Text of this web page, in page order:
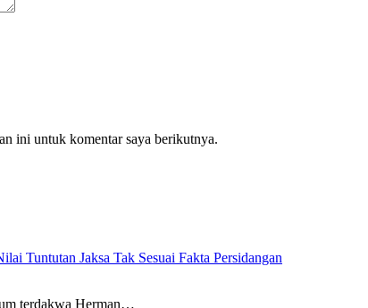
ini untuk komentar saya berikutnya.
Tuntutan Jaksa Tak Sesuai Fakta Persidangan
terdakwa Herman…